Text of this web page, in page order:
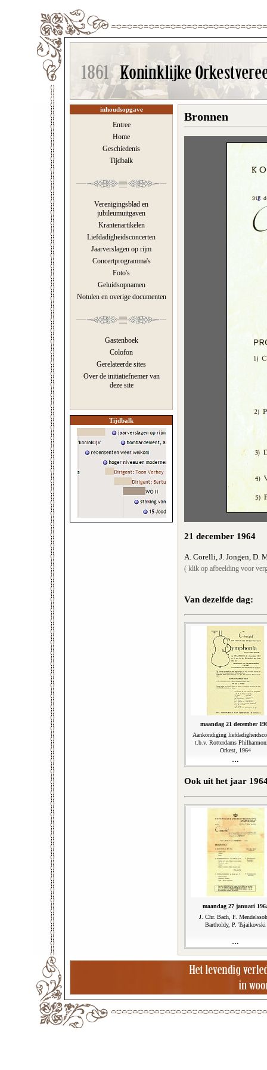
inhoudsopgave
Entree
Home
Geschiedenis
Tijdbalk
Verenigingsblad en
jubileumuitgaven
Krantenartikelen
Liefdadigheidsconcerten
Jaarverslagen op rijm
Concertprogramma's
Foto's
Geluidsopnamen
Notulen en overige documenten
Gastenboek
Colofon
Gerelateerde sites
Over de initiatiefnemer van
deze site
Tijdbalk
Bronnen
21 december 1964
A. Corelli, J. Jongen, D.
( klik op afbeelding voor
Van dezelfde dag:
maandag 21 december
Aankondiging
t.b.v. Rotterdams
Orkest, 1964
Ook uit het jaar
maandag 27 januari
J. Chr. Bach, F.
Bartholdy, P. Tsjaikovski